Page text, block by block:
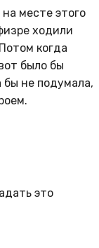
месте этого
ходили
когда
было бы
бы не подумала,
это